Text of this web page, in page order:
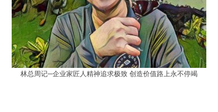
林总周记─企业家匠人精神追求极致 创造价值路上永不停竭